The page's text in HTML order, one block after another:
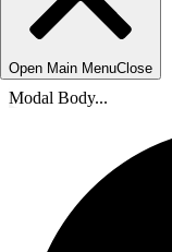
Open Main MenuClose
Modal Body...